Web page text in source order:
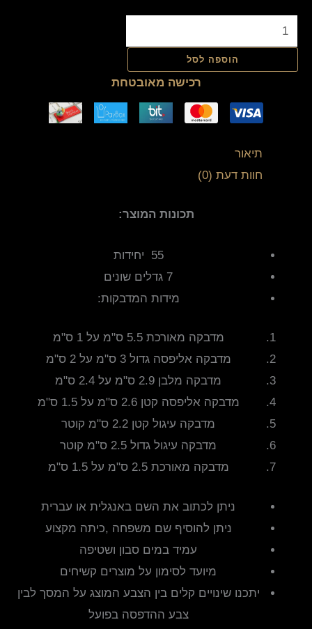
הוספה לסל
רכישה מאובטחת
תיאור
חוות דעת (0)
תכונות המוצר:
55 יחידות
7 גדלים שונים
מידות המדבקות:
מדבקה מאורכת 5.5 ס"מ על 1 ס"מ
מדבקה אליפסה גדול 3 ס"מ על 2 ס"מ
מדבקה מלבן 2.9 ס"מ על 2.4 ס"מ
מדבקה אליפסה קטן 2.6 ס"מ על 1.5 ס"מ
מדבקה עיגול קטן 2.2 ס"מ קוטר
מדבקה עיגול גדול 2.5 ס"מ קוטר
מדבקה מאורכת 2.5 ס"מ על 1.5 ס"מ
ניתן לכתוב את השם באנגלית או עברית
ניתן להוסיף שם משפחה ,כיתה מקצוע
עמיד במים סבון ושטיפה
מיועד לסימון על מוצרים קשיחים
יתכנו שינויים קלים בין הצבע המוצג על המסך לבין
צבע ההדפסה בפועל